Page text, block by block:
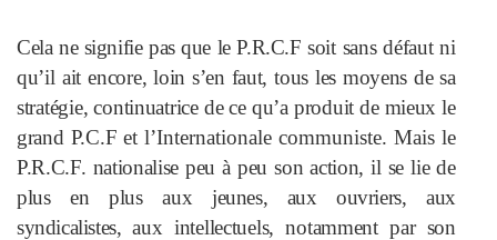
Cela ne signifie pas que le P.R.C.Fsoit sans défaut ni
qu’il ait encore,loin s’en faut, tous les moyens de sa
stratégie, continuatrice de ce qu’a produit de mieux le
grand P.C.F et l’Internationale communiste. Maisle
P.R.C.F. nationalise peu à peu son action, il se lie de
plus en plus aux jeunes, aux ouvriers, aux
syndicalistes,aux intellectuels, notamment par son